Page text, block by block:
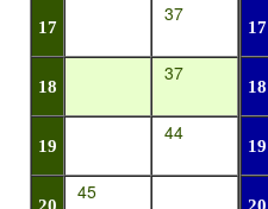
17
37
18
37
19
44
45
17
18
19